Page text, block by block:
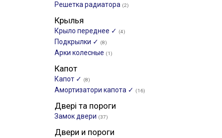
Решетка радиатора (2)
Крылья
Крыло переднее ✓ (4)
Подкрылки ✓ (8)
Арки колесные (1)
Капот
Капот ✓ (8)
Амортизатори капота ✓ (16)
Двері та пороги
Замок двери (37)
Двери и пороги